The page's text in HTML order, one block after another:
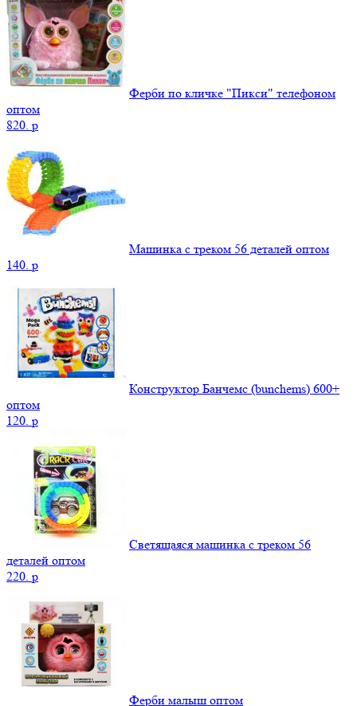
Ферби по кличке "Пикси" телефоном
оптом
820. p
Машинка с треком 56 деталей оптом
140. p
Конструктор Банчемс (bunchems) 600+
оптом
120. p
Светящаяся машинка с треком 56
деталей оптом
220. p
Ферби малыш оптом